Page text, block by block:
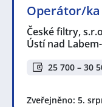
Operátor/
České filtry,
Ústí nad
25 700 – 30
Zveřejněno: 5.